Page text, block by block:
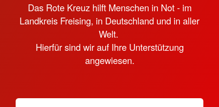
Das Rote Kreuz hilft Menschen in Not - im
Landkreis Freising, in Deutschland und in aller
Welt.
Hierfür sind wir auf Ihre Unterstützung
angewiesen.